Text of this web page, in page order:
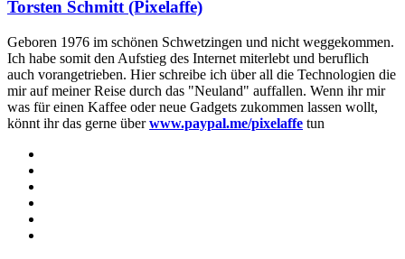
Torsten Schmitt (Pixelaffe)
Geboren 1976 im schönen Schwetzingen und nicht weggekommen.
Ich habe somit den Aufstieg des Internet miterlebt und beruflich
auch vorangetrieben. Hier schreibe ich über all die Technologien die
mir auf meiner Reise durch das "Neuland" auffallen. Wenn ihr mir
was für einen Kaffee oder neue Gadgets zukommen lassen wollt,
könnt ihr das gerne überwww.paypal.me/pixelaffe tun